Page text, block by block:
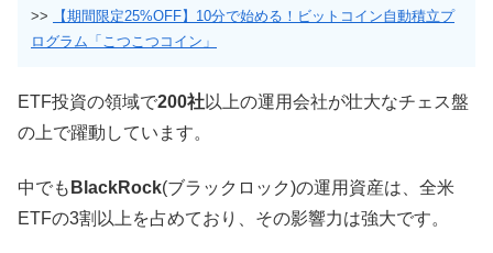
>>
【期間限定25%OFF】10分で始める！ビットコイン自動積立プ
ログラム「こつこつコイン」
ETF投資の領域で200社以上の運用会社が壮大なチェス盤
の上で躍動しています。
中でも BlackRock(ブラックロック)の運用資産は、全米
ETFの3割以上を占めており、その影響力は強大です。